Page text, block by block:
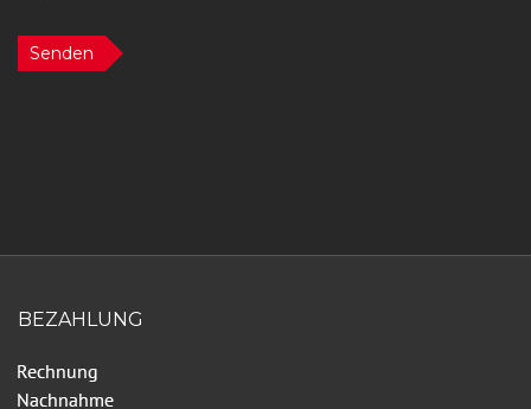
Senden
BEZAHLUNG